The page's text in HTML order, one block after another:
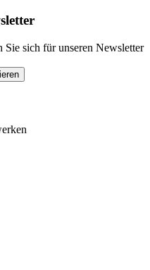
sich für unseren Newsletter